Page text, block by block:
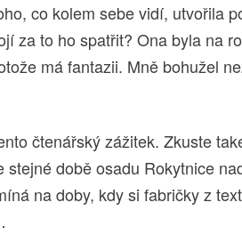
co kolem sebe vidí, utvořila
za to ho spatřit? Ona byla na
má fantazii. Mně bohužel
čtenářský zážitek. Zkuste
stejné době osadu Rokytnice
na doby, kdy si fabričky z